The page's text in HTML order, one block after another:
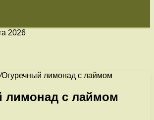
2026
/Огуречный лимонад с лаймом
лимонад с лаймом